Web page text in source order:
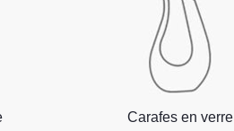
Carafes en verre